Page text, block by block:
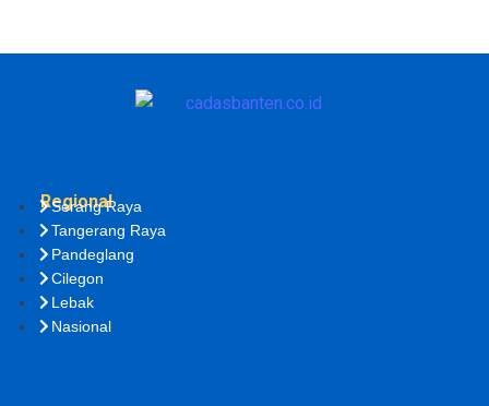
Regional
Serang Raya
Tangerang Raya
Pandeglang
Cilegon
Lebak
Nasional